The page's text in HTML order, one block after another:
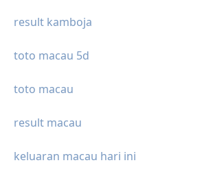
result kamboja
toto macau 5d
toto macau
result macau
keluaran macau hari ini